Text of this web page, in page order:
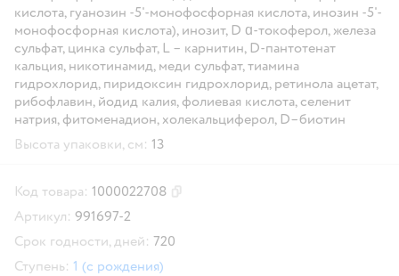
кислота, гуанозин -5'-монофосфорная кислота, инозин -5'-
монофосфорная кислота), инозит, D ɑ-токоферол, железа
сульфат, цинка сульфат, L – карнитин, D-пантотенат
кальция, никотинамид, меди сульфат, тиамина
гидрохлорид, пиридоксин гидрохлорид, ретинола ацетат,
рибофлавин, йодид калия, фолиевая кислота, селенит
натрия, фитоменадион, холекальциферол, D–биотин
Высота упаковки, см: 13
Код товара: 1000022708
Артикул: 991697-2
Срок годности, дней: 720
Ступень: 1 (с рождения)